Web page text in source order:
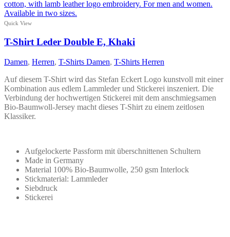
weist
mehrere
Die
können
auf
der
Produktseite
gewählt
werden
Quick View
T-Shirt Leder Double E, Khaki
Damen, Herren, T-Shirts Damen, T-Shirts Herren
Auf diesem T-Shirt wird das Stefan Eckert Logo kunstvoll mit einer
Kombination aus edlem Lammleder und Stickerei inszeniert. Die
Verbindung der hochwertigen Stickerei mit dem anschmiegsamen
Bio-Baumwoll-Jersey macht dieses T-Shirt zu einem zeitlosen
Klassiker.
Aufgelockerte Passform mit überschnittenen Schultern
Made in Germany
Material 100% Bio-Baumwolle, 250 gsm Interlock
Stickmaterial: Lammleder
Siebdruck
Stickerei